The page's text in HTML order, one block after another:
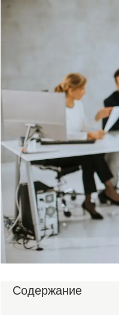
Содержание